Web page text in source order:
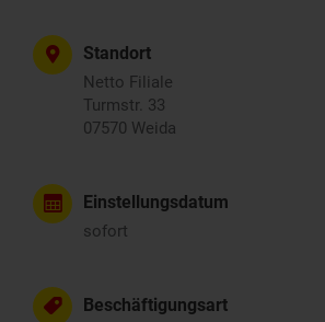
Standort
Netto Filiale
Turmstr. 33
07570 Weida
Einstellungsdatum
sofort
Beschäftigungsart